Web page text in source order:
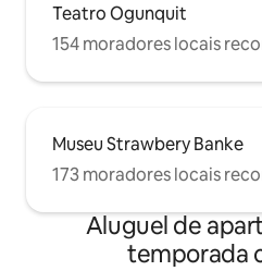
Teatro Ogunquit
154 moradores locais
Museu Strawbery Banke
173 moradores locais
Aluguel de
temporada